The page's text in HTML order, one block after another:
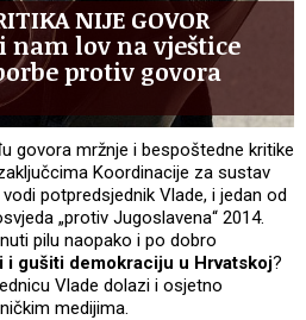
NIJE GOVOR
nam lov na vještice
protiv govora
govora mržnje i bespoštedne kritike
Koordinacije za sustav
potpredsjednik Vlade, i jedan od
„protiv Jugoslavena“ 2014.
pilu naopako i po dobro
i gušiti demokraciju u Hrvatskoj?
Vlade dolazi i osjetno
medijima.